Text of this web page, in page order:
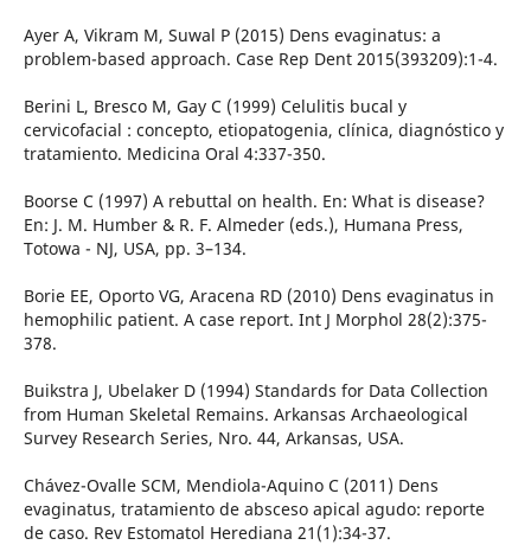
Ayer A, Vikram M, Suwal P (2015) Dens evaginatus: a
problem-based approach. Case Rep Dent 2015(393209):1-4.
Berini L, Bresco M, Gay C (1999) Celulitis bucal y
cervicofacial : concepto, etiopatogenia, clínica, diagnóstico y
tratamiento. Medicina Oral 4:337-350.
Boorse C (1997) A rebuttal on health. En: What is disease?
En: J. M. Humber & R. F. Almeder (eds.), Humana Press,
Totowa - NJ, USA, pp. 3–134.
Borie EE, Oporto VG, Aracena RD (2010) Dens evaginatus in
hemophilic patient. A case report. Int J Morphol 28(2):375-
378.
Buikstra J, Ubelaker D (1994) Standards for Data Collection
from Human Skeletal Remains. Arkansas Archaeological
Survey Research Series, Nro. 44, Arkansas, USA.
Chávez-Ovalle SCM, Mendiola-Aquino C (2011) Dens
evaginatus, tratamiento de absceso apical agudo: reporte
de caso. Rev Estomatol Herediana 21(1):34-37.